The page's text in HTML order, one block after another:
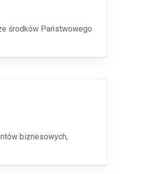
środków Państwowego
biznesowych,